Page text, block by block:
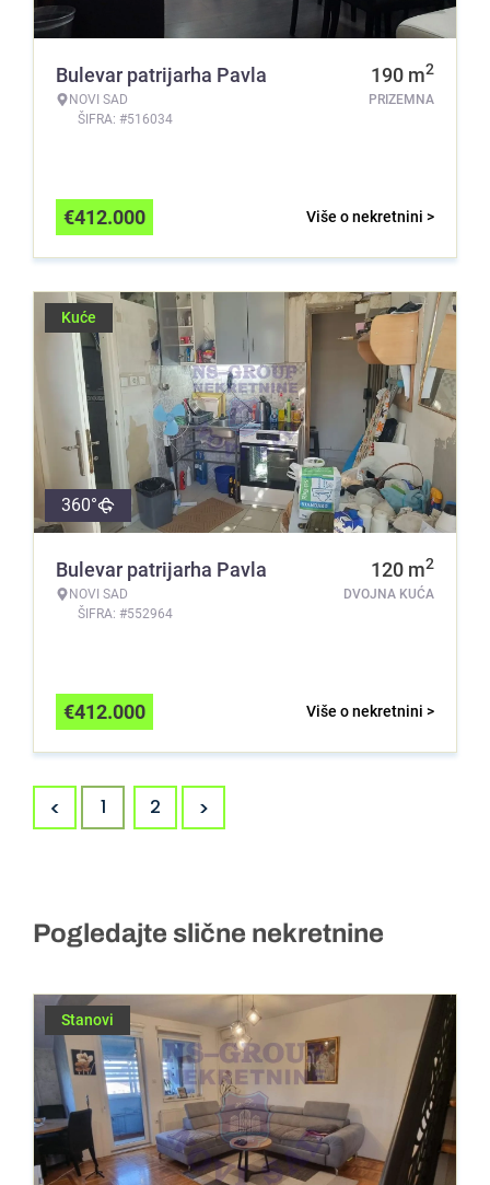
Bulevar patrijarha Pavla
NOVI SAD
ŠIFRA: #516034
190 m2
PRIZEMNA
Više o nekretnini >
€412.000
Kuće
360°
Bulevar patrijarha Pavla
NOVI SAD
ŠIFRA: #552964
120 m2
DVOJNA KUĆA
Više o nekretnini >
€412.000
< 1 2 >
Pogledajte slične nekretnine
Stanovi